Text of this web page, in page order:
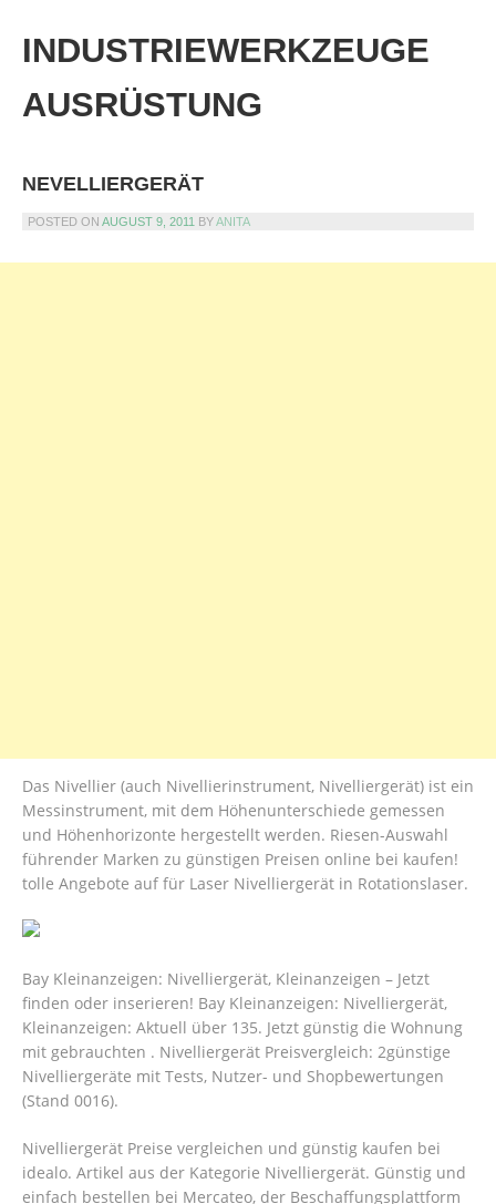
content
INDUSTRIEWERKZEUGE
AUSRÜSTUNG
NEVELLIERGERÄT
POSTED ON AUGUST 9, 2011 BYANITA
Das Nivellier (auch Nivellierinstrument, Nivelliergerät) ist ein
Messinstrument, mit dem Höhenunterschiede gemessen
und Höhenhorizonte hergestellt werden. Riesen-Auswahl
führender Marken zu günstigen Preisen online bei kaufen!
tolle Angebote auf für Laser Nivelliergerät in Rotationslaser.
Bay Kleinanzeigen: Nivelliergerät, Kleinanzeigen – Jetzt
finden oder inserieren! Bay Kleinanzeigen: Nivelliergerät,
Kleinanzeigen: Aktuell über 135. Jetzt günstig die Wohnung
mit gebrauchten . Nivelliergerät Preisvergleich: 2günstige
Nivelliergeräte mit Tests, Nutzer- und Shopbewertungen
(Stand 0016).
Nivelliergerät Preise vergleichen und günstig kaufen bei
idealo. Artikel aus der Kategorie Nivelliergerät. Günstig und
einfach bestellen bei Mercateo, der Beschaffungsplattform